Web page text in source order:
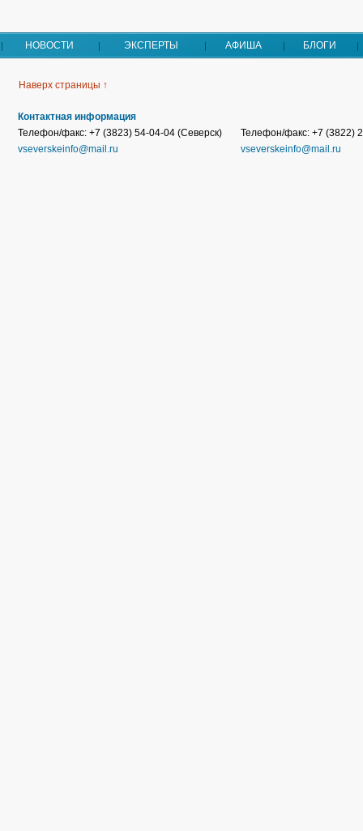
НОВОСТИ ЭКСПЕРТЫ АФИША БЛОГИ
Наверх страницы ↑
Контактная информация
Телефон/факс: +7 (3823) 54-04-04 (Северск)
vseverskeinfo@mail.ru
Телефон/факс: +7 (3822)
vseverskeinfo@mail.ru